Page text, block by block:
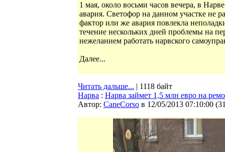
1 мая, около восьми часов вечера, в
авария. Светофор на данном участке не
фактор или же авария повлекла
течение нескольких дней проблемы на
нежеланием работать нарвского
Далее...
Читать дальше... | 1118 байт
Нарва : Нарва займет 1,5 млн евро на
Автор: CaneCorso в 12/05/2013 07:10:00 (